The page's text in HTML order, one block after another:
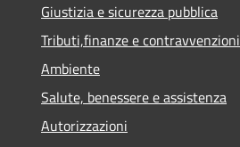
Giustizia e sicurezza pubblica
Tributi,finanze e contravvenzioni
Ambiente
Salute, benessere e assistenza
Autorizzazioni